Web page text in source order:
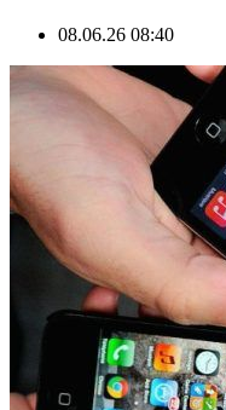
08.06.26 08:40